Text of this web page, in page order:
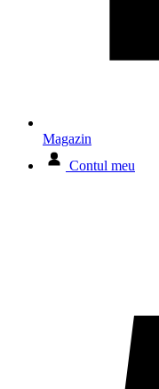
Magazin
Contul meu